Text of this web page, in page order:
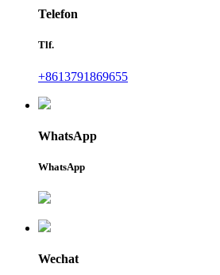
Telefon
Tlf.
+8613791869655
WhatsApp
WhatsApp
Wechat